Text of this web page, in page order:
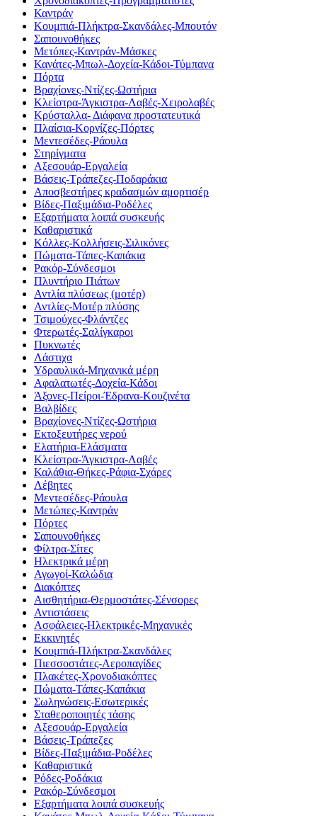
Καντράν
Κουμπιά-Πλήκτρα-Σκανδάλες-Μπουτόν
Σαπουνοθήκες
Μετόπες-Καντράν-Μάσκες
Κανάτες-Μπωλ-Δοχεία-Κάδοι-Τύμπανα
Πόρτα
Βραχίονες-Ντίζες-Ωστήρια
Κλείστρα-Άγκιστρα-Λαβές-Χειρολαβές
Κρύσταλλα- Διάφανα προστατευτικά
Πλαίσια-Κορνίζες-Πόρτες
Μεντεσέδες-Ράουλα
Στηρίγματα
Αξεσουάρ-Εργαλεία
Βάσεις-Τράπεζες-Ποδαράκια
Αποσβεστήρες κραδασμών αμορτισέρ
Βίδες-Παξιμάδια-Ροδέλες
Εξαρτήματα λοιπά συσκευής
Καθαριστικά
Κόλλες-Κολλήσεις-Σιλικόνες
Πώματα-Τάπες-Καπάκια
Ρακόρ-Σύνδεσμοι
Πλυντήριο Πιάτων
Αντλία πλύσεως (μοτέρ)
Αντλίες-Μοτέρ πλύσης
Τσιμούχες-Φλάντζες
Φτερωτές-Σαλίγκαροι
Πυκνωτές
Λάστιχα
Υδραυλικά-Mηχανικά μέρη
Αφαλατωτές-Δοχεία-Κάδοι
Άξονες-Πείροι-Έδρανα-Κουζινέτα
Βαλβίδες
Βραχίονες-Ντίζες-Ωστήρια
Εκτοξευτήρες νερού
Ελατήρια-Ελάσματα
Κλείστρα-Άγκιστρα-Λαβές
Καλάθια-Θήκες-Ράφια-Σχάρες
Λέβητες
Μεντεσέδες-Ράουλα
Μετώπες-Καντράν
Πόρτες
Σαπουνοθήκες
Φίλτρα-Σίτες
Ηλεκτρικά μέρη
Αγωγοί-Καλώδια
Διακόπτες
Αισθητήρια-Θερμοστάτες-Σένσορες
Αντιστάσεις
Ασφάλειες-Ηλεκτρικές-Μηχανικές
Εκκινητές
Κουμπιά-Πλήκτρα-Σκανδάλες
Πιεσσοστάτες-Αεροπαγίδες
Πλακέτες-Χρονοδιακόπτες
Πώματα-Τάπες-Καπάκια
Σωληνώσεις-Εσωτερικές
Σταθεροποιητές τάσης
Αξεσουάρ-Εργαλεία
Βάσεις-Τράπεζες
Βίδες-Παξιμάδια-Ροδέλες
Καθαριστικά
Ρόδες-Ροδάκια
Ρακόρ-Σύνδεσμοι
Εξαρτήματα λοιπά συσκευής